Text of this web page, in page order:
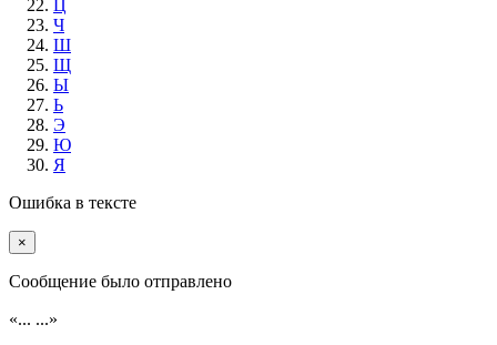
Ц
Ч
Ш
Щ
Ы
Ь
Э
Ю
Я
Ошибка в тексте
×
Cообщение было отправлено
«... ...»